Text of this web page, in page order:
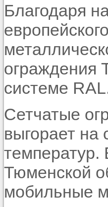
Благодаря
ограждения
системе
Сетчатые
выгорает
Тюменской
мобильные